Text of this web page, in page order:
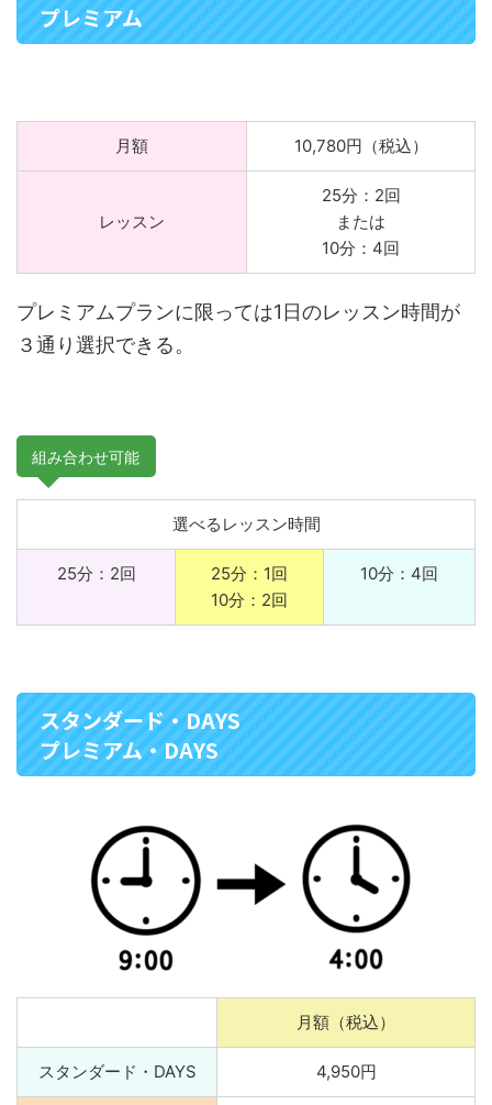
プレミアム
月額 10,780円（税込）
レッスン
25分：2回
または
10分：4回
プレミアムプランに限っては1日のレッスン時間が
３通り選択できる。
組み合わせ可能
選べるレッスン時間
25分：2回
25分：1回
10分：2回
10分：4回
スタンダード・DAYS
プレミアム・DAYS
月額（税込）
スタンダード・DAYS 4,950円